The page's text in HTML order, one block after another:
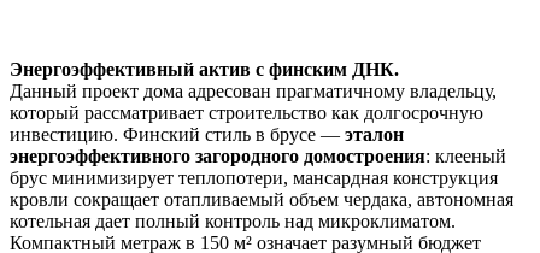
Энергоэффективный актив с финским ДНК.
Данный проект дома адресован прагматичному владельцу,
который рассматривает строительство как долгосрочную
инвестицию. Финский стиль в брусе — эталон
энергоэффективного загородного домостроения: клееный
брус минимизирует теплопотери, мансардная конструкция
кровли сокращает отапливаемый объем чердака, автономная
котельная дает полный контроль над микроклиматом.
Компактный метраж в 150 м² означает разумный бюджет